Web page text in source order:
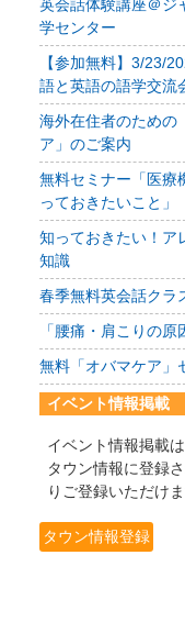
英会話体験講座＠ジ
学センター
【参加無料】3/23/
語と英語の語学交流
海外在住者のための
ア」のご案内
無料セミナー「医療
っておきたいこと」
知っておきたい！ア
知識
春季無料英会話クラ
「腰痛・肩こりの
無料「オバマケア」
イベント情報掲載
イベント情報掲載
タウン情報に登録
りご登録いただけま
タウン情報登録